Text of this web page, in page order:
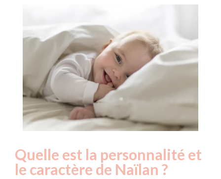
Quelle est la personnalité et
le caractère de Naïlan ?